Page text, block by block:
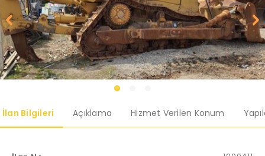
İlan Bilgileri Açıklama Hizmet Verilen Konum